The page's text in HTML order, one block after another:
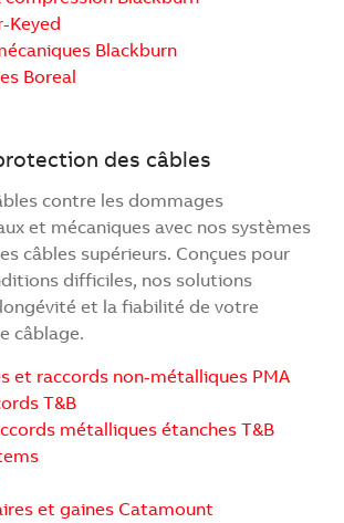
Keyed
Blackburn
Boreal
des câbles
contre les dommages
et mécaniques avec nos systèmes
câbles supérieurs. Conçues pour
difficiles, nos solutions
et la fiabilité de votre
câblage.
et raccords non-métalliques PMA
T&B
métalliques étanches T&B
et gaines Catamount